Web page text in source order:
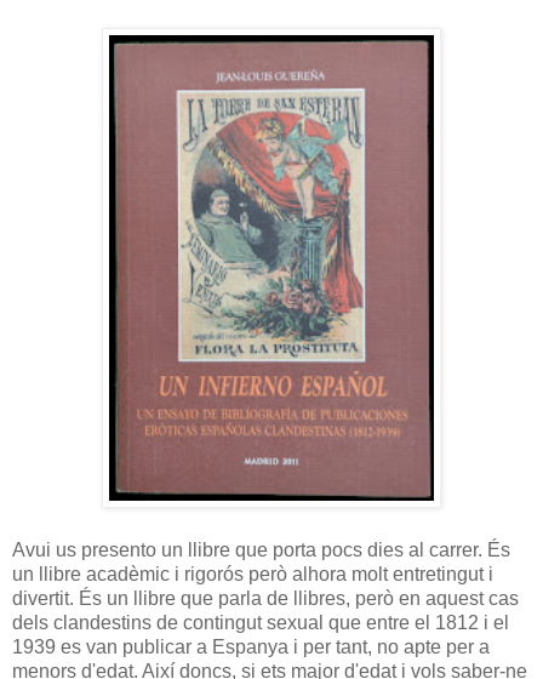
Avui us presento un llibre que porta pocs dies al carrer. És
un llibre acadèmic i rigorós però alhora molt entretingut i
divertit. És un llibre que parla de llibres, però en aquest cas
dels clandestins de contingut sexual que entre el 1812 i el
1939 es van publicar a Espanya i per tant, no apte per a
menors d'edat. Així doncs, si ets major d'edat i vols saber-ne